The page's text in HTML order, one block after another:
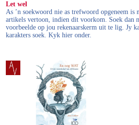
Let wel
As ’n soekwoord nie as trefwoord opgeneem
artikels vertoon, indien dit voorkom. Soek dan
voorbeelde op jou rekenaarskerm uit te lig. Jy
karakters soek. Kyk hier onder.